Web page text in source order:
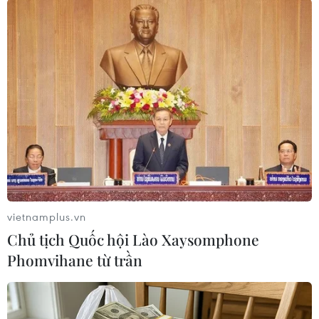
truyền đạt ý kiến của Thủ tướng Chính phủ chỉ
đạo Ủy ban Nhân dân tỉnh, thành phố Trung
ương: quyết định áp dụng các biện pháp phòng,
chống dịch phù hợp với mức nguy cơ của từng
khu vực trên địa bàn, đảm bảo khoanh vùng,
cách ly, phong tỏa ở phạm vi gọn nhất.
Văn bản của Văn phỏng chính phủ nhấn mạnh,
hạn chế tối đa các tác động bất lợi đến đời sống,
sinh hoạt của nhân dân và sản xuất kinh doanh,
nhất là hoạt động vận chuyển hành khách, hàng
hóa, nguyên liệu sản xuất trong dịp Tết Nguyên
đán; Có biện pháp cụ thể tạo thuận lợi cho nhân
dân tiêu thụ hàng hóa, nông sản, nhất là tại
vùng có dịch, vùng phong tỏa.
vietnamplus.vn
Chủ tịch Quốc hội Lào Xaysomphone
Phomvihane từ trần